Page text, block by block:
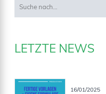
LETZTE NEWS
16/01/2025